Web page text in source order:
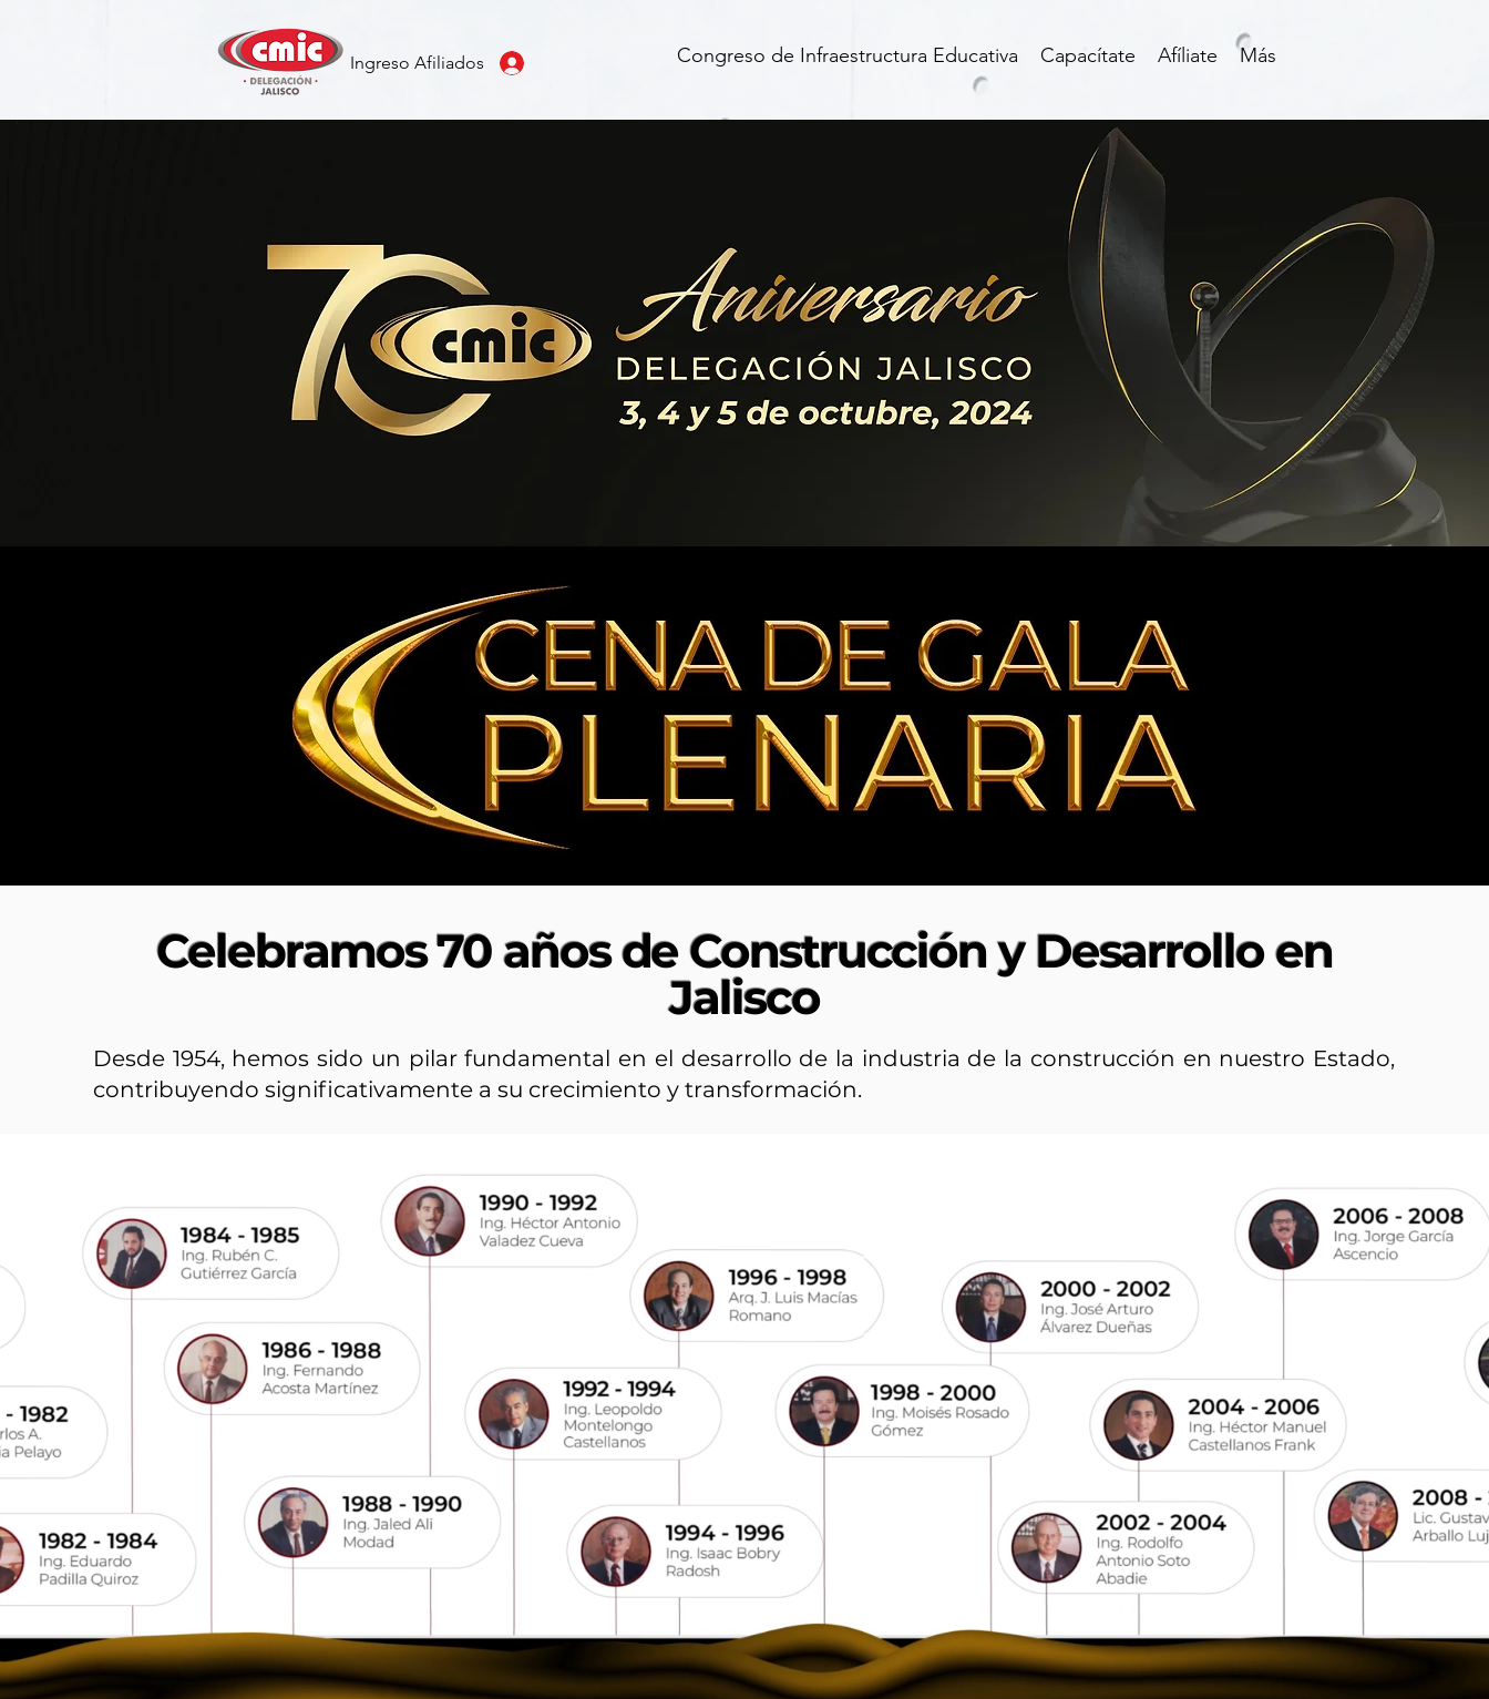
Ingreso Afiliados Congreso de Infraestructura Educativa Capacítate Afíliate Más
Celebramos 70 años de Construcción y Desarrollo en
Jalisco
Desde 1954, hemos sido un pilar fundamental en el desarrollo de la industria de la construcción en nuestro Estado,
contribuyendo significativamente a su crecimiento y transformación.